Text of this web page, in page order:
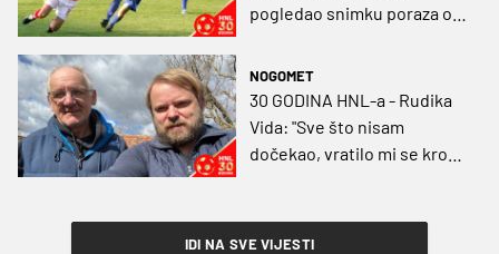
pogledao snimku poraza od
NOGOMET
30 GODINA HNL-a - Rudika
Vida: "Sve što nisam
dočekao, vratilo mi se kroz
IDI NA SVE VIJESTI